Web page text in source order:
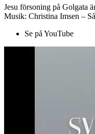
Jesu försoning på Golgata
Musik: Christina Imsen –
Se på YouTube